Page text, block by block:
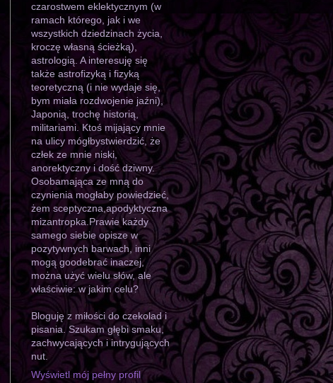
czarostwem eklektycznym (w
ramach którego, jak i we
wszystkich dziedzinach życia,
kroczę własną ścieżką),
astrologią. A interesuję się
także astrofizyką i fizyką
teoretyczną (i nie wydaje się,
bym miała rozdwojenie jaźni),
Japonią, trochę historią,
militariami. Ktoś mijający mnie
na ulicy mógłbystwierdzić, że
człek ze mnie niski,
anorektyczny i dość dziwny.
Osobamająca ze mną do
czynienia mogłaby powiedzieć,
żem sceptyczna,apodyktyczna
mizantropka.Prawie każdy
samego siebie opisze w
pozytywnych barwach, inni
mogą goodebrać inaczej,
można użyć wielu słów, ale
właściwie: w jakim celu?
Bloguję z miłości do czekolad i
pisania. Szukam głębi smaku,
zachwycających i intrygujących
nut.
Wyświetl mój pełny profil